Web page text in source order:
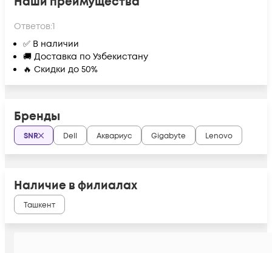
Ответов:1
✅ В наличии
🚚 Доставка по Узбекистану
🔥 Скидки до 50%
Бренды
SNR Dell Аквариус Gigabyte Lenovo
Наличие в филиалах
Ташкент